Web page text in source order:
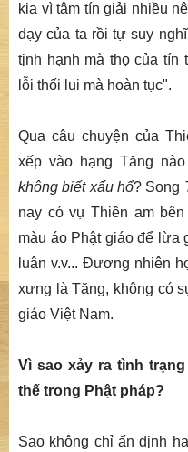
kia vì tâm tín giải nhiều
dạy của ta rồi tự suy
tịnh hạnh mà thọ của tín
lỗi thối lui mà hoàn tục".
Qua câu chuyện của
xếp vào hạng Tăng nào
không biết xấu hổ? Song
nay có vụ Thiền am
màu áo Phật giáo để lừa
luân v.v... Đương nhiên
xưng là Tăng, không có
giáo Việt Nam.
Vì sao xảy ra tình
thế trong Phật pháp?
Sao không chỉ ấn định